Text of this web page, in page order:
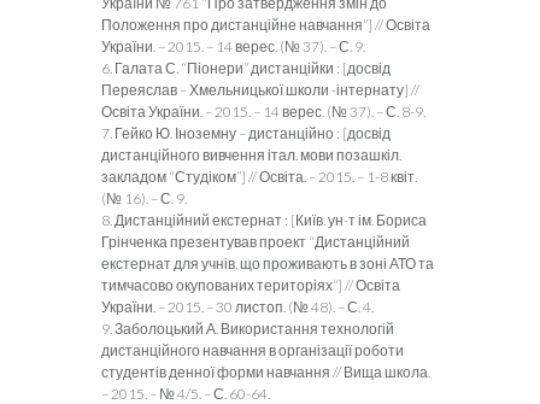
Положення про дистанційне навчання”] // Освіта
України. – 2015. – 14 верес. (№ 37). – С. 9.
6. Галата С. “Піонери” дистанційки : [досвід
Переяслав – Хмельницької школи -інтернату] //
Освіта України. – 2015. – 14 верес. (№ 37). – С. 8-9.
7. Гейко Ю. Іноземну – дистанційно : [досвід
дистанційного вивчення італ. мови позашкіл.
закладом “Студіком”] // Освіта. – 2015. – 1-8 квіт.
(№ 16). – С. 9.
8. Дистанційний екстернат : [Київ. ун-т ім. Бориса
Грінченка презентував проект “Дистанційний
екстернат для учнів, що проживають в зоні АТО та
тимчасово окупованих територіях”] // Освіта
України. – 2015. – 30 листоп. (№ 48). – С. 4.
9. Заболоцький А. Використання технологій
дистанційного навчання в організації роботи
студентів денної форми навчання // Вища школа.
– 2015. – № 4/5. – С. 60-64.